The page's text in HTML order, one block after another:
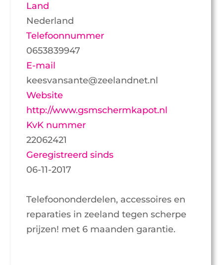
Land
Nederland
Telefoonnummer
0653839947
E-mail
keesvansante@zeelandnet.nl
Website
http://www.gsmschermkapot.nl
KvK nummer
22062421
Geregistreerd sinds
06-11-2017
Telefoononderdelen, accessoires en
reparaties in zeeland tegen scherpe
prijzen! met 6 maanden garantie.